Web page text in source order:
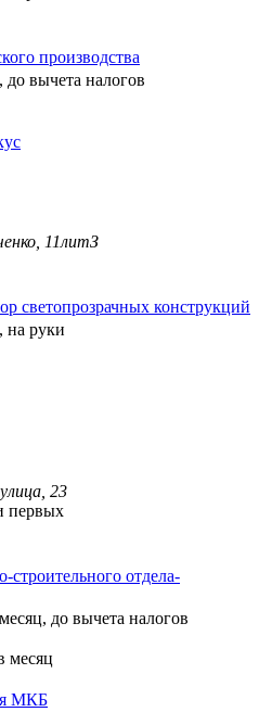
производства
до вычета налогов
11литЗ
светопрозрачных конструкций
на руки
23
первых
строительного отдела-
до вычета налогов
месяц
МКБ